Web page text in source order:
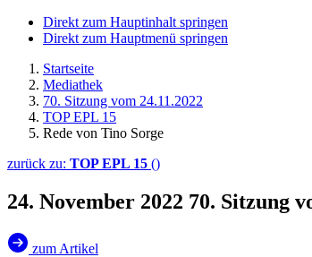
Direkt zum Hauptinhalt springen
Direkt zum Hauptmenü springen
Startseite
Mediathek
70. Sitzung vom 24.11.2022
TOP EPL 15
Rede von Tino Sorge
zurück zu: TOP EPL 15 ()
24. November 2022 70. Sitzung
zum Artikel